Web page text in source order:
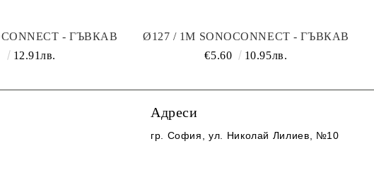
- ГЪВКАВ
С ВАТА
12.91лв.
Ø127 / 1M SONOCONNECT - ГЪВКАВ
ВЪЗДУХОВОД С ВАТА
€5.60 10.95лв.
Адреси
гр. София , ул. Николай Лилиев, №10